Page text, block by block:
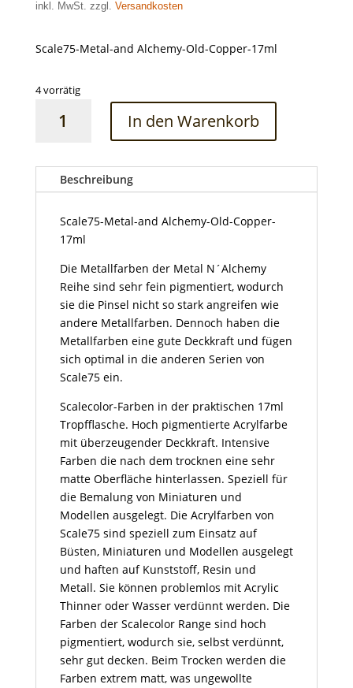
inkl. MwSt. zzgl. Versandkosten
Scale75-Metal-and Alchemy-Old-Copper-17ml
4 vorrätig
Metal-
17ml
Menge
In den Warenkorb
Beschreibung
Scale75-Metal-and Alchemy-Old-Copper-
17ml
Die Metallfarben der Metal N´Alchemy
Reihe sind sehr fein pigmentiert, wodurch
sie die Pinsel nicht so stark angreifen wie
andere Metallfarben. Dennoch haben die
Metallfarben eine gute Deckkraft und fügen
sich optimal in die anderen Serien von
Scale75 ein.
Scalecolor-Farben in der praktischen 17ml
Tropfflasche. Hoch pigmentierte Acrylfarbe
mit überzeugender Deckkraft. Intensive
Farben die nach dem trocknen eine sehr
matte Oberfläche hinterlassen. Speziell für
die Bemalung von Miniaturen und
Modellen ausgelegt. Die Acrylfarben von
Scale75 sind speziell zum Einsatz auf
Büsten, Miniaturen und Modellen ausgelegt
und haften auf Kunststoff, Resin und
Metall. Sie können problemlos mit Acrylic
Thinner oder Wasser verdünnt werden. Die
Farben der Scalecolor Range sind hoch
pigmentiert, wodurch sie, selbst verdünnt,
sehr gut decken. Beim Trocken werden die
Farben extrem matt, was ungewollte